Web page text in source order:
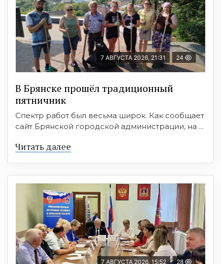
7 АВГУСТА 2026, 21:31 24
В Брянске прошёл традиционный
пятничник
Спектр работ был весьма широк. Как сообщает
сайт Брянской городской администрации, на ...
Читать далее
7 АВГУСТА 2026, 15:52 28